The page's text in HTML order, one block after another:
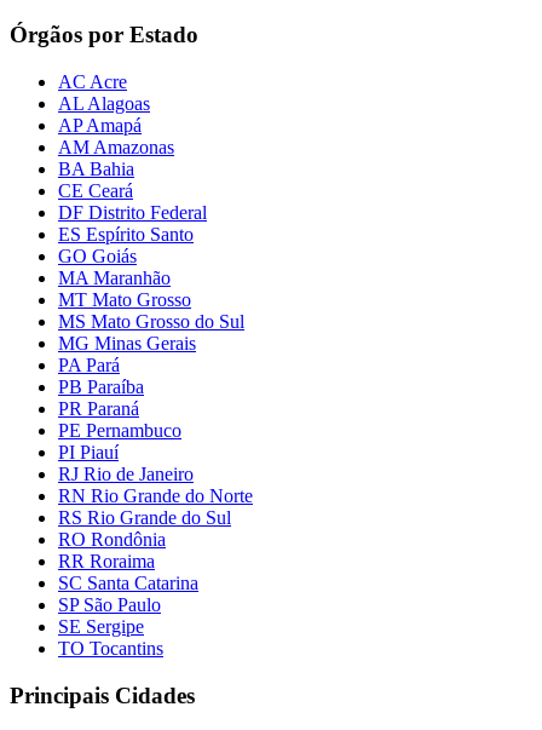
Órgãos por Estado
AC Acre
AL Alagoas
AP Amapá
AM Amazonas
BA Bahia
CE Ceará
DF Distrito Federal
ES Espírito Santo
GO Goiás
MA Maranhão
MT Mato Grosso
MS Mato Grosso do Sul
MG Minas Gerais
PA Pará
PB Paraíba
PR Paraná
PE Pernambuco
PI Piauí
RJ Rio de Janeiro
RN Rio Grande do Norte
RS Rio Grande do Sul
RO Rondônia
RR Roraima
SC Santa Catarina
SP São Paulo
SE Sergipe
TO Tocantins
Principais Cidades